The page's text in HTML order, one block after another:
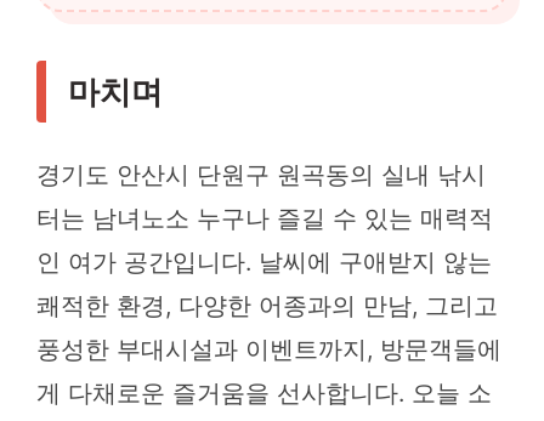
마치며
경기도 안산시 단원구 원곡동의 실내 낚시
터는 남녀노소 누구나 즐길 수 있는 매력적
인 여가 공간입니다. 날씨에 구애받지 않는
쾌적한 환경, 다양한 어종과의 만남, 그리고
풍성한 부대시설과 이벤트까지, 방문객들에
게 다채로운 즐거움을 선사합니다. 오늘 소